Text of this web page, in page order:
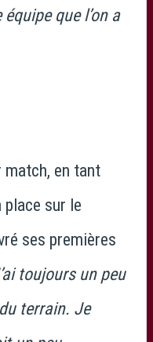
que l’on a
match, en tant
place sur le
ses premières
toujours un peu
terrain. Je